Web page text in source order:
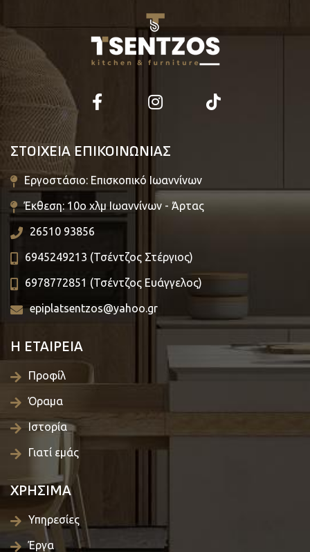
ΣΤΟΙΧΕΙΑ ΕΠΙΚΟΙΝΩΝΙΑΣ
Εργοστάσιο: Επισκοπικό Ιωαννίνων
Έκθεση: 10ο χλμ Ιωαννίνων - Άρτας
26510 93856
6945249213 (Τσέντζος Στέργιος)
6978772851 (Τσέντζος Ευάγγελος)
epiplatsentzos@yahoo.gr
Η ΕΤΑΙΡΕΙΑ
Προφίλ
Όραμα
Ιστορία
Γιατί εμάς
ΧΡΗΣΙΜΑ
Υπηρεσίες
Έργα